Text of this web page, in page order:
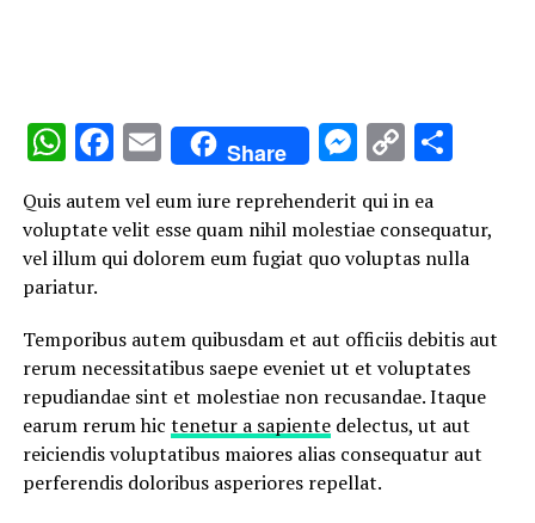
WhatsApp
Facebook
EmailShare
Copy
Quis autem vel eum iure reprehenderit qui in ea
voluptate velit esse quam nihil molestiae consequatur,
vel illum qui dolorem eum fugiat quo voluptas nulla
pariatur.
Temporibus autem quibusdam et aut officiis debitis aut
rerum necessitatibus saepe eveniet ut et voluptates
repudiandae sint et molestiae non recusandae. Itaque
earum rerum hic tenetur a sapientedelectus, ut aut
reiciendis voluptatibus maiores alias consequatur aut
perferendis doloribus asperiores repellat.